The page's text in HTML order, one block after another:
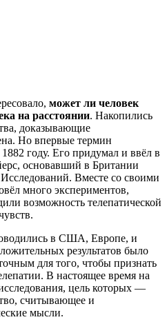
может ли человек
на расстоянии. Накопились
доказывающие
Но впервые термин
году. Его придумал и ввёл в
основавший в Британии
Вместе со своими
много экспериментов,
возможность телепатической
в США, Европе, и
результатов было
для того, чтобы признать
В настоящее время на
цель которых —
считывающее и
мысли.